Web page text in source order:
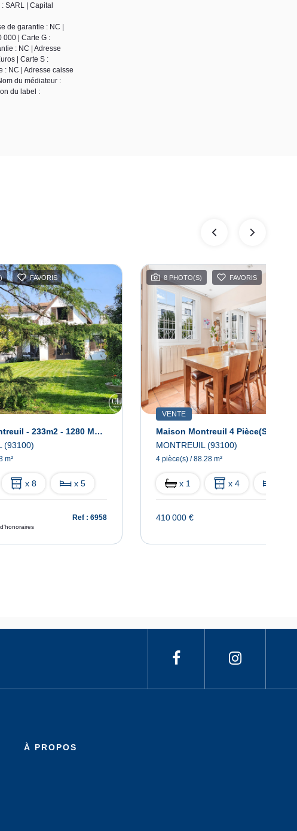
SARL | Capital
de garantie : NC |
000 | Carte G :
: NC | Adresse
| Carte S :
: NC | Adresse caisse
du médiateur :
du label :
FAVORIS
Maison Montreuil - 233m2 - 1280 M2 Terrain
(93100)
m²
x 8 x 5
Ref : 6958
8 PHOTO(S) FAVORIS
VENTE
Maison Montreuil 4 Pièce(s) 88,28
MONTREUIL (93100)
4 pièce(s) / 88.28 m²
x 1 x 4
410 000 €
À PROPOS